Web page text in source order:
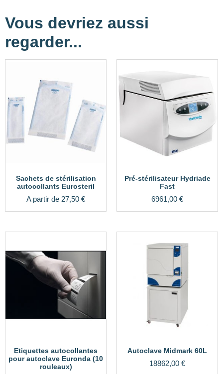
Vous devriez aussi
regarder...
Sachets de stérilisation
autocollants Eurosteril
A partir de 27,50 €
Pré-stérilisateur Hydriade
Fast
6961,00 €
Etiquettes autocollantes
pour autoclave Euronda (10
rouleaux)
Autoclave Midmark 60L
18862,00 €